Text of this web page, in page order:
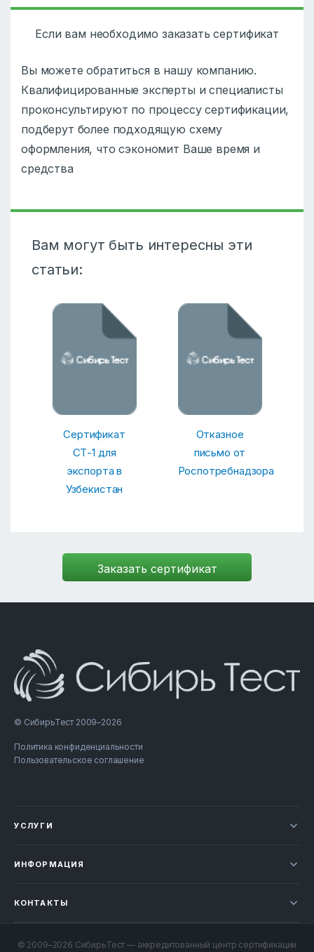
Если вам необходимо заказать сертификат
Вы можете обратиться в нашу компанию.
Квалифицированные эксперты и специалисты
проконсультируют по процессу сертификации,
подберут более подходящую схему
оформления, что сэкономит Ваше время и
средства
Вам могут быть интересны эти
статьи:
Сертификат
СТ-1 для
экспорта в
Узбекистан
Отказное
письмо от
Роспотребнадзора
© СибирьТест 2009–2026
Политика конфиденциальности
Пользовательское соглашение
УСЛУГИ
ИНФОРМАЦИЯ
КОНТАКТЫ
© 2009–2026 СибирьТест — аккредитованный центр сертификации